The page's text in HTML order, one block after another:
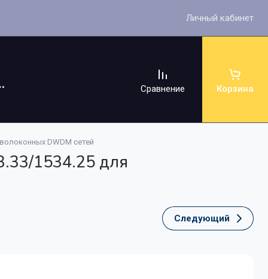
Личный кабинет
Сравнение Корзина
DWDM сетей
1534.25 для
Следующий